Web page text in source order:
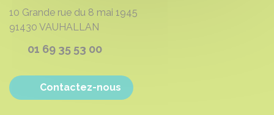
10 Grande rue du 8 mai 1945
91430 VAUHALLAN
01 69 35 53 00
Contactez-nous